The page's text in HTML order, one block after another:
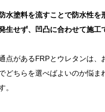
水塗料を流すことで防水性を
生せず、凹凸に合わせて施工
点があるFRPとウレタンは、
どちらを選べばよいのか悩ま
。